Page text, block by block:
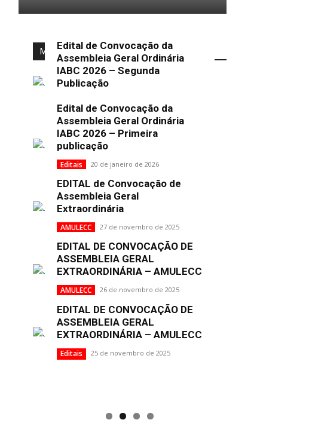
Mais Popular
Edital de Convocação da
Assembleia Geral Ordinária
IABC 2026 – Segunda
Publicação
Edital de Convocação da
Assembleia Geral Ordinária
IABC 2026 – Primeira
publicação
Editais 20 de janeiro de 2026
EDITAL de Convocação de
Assembleia Geral
Extraordinária
AMULECC 27 de novembro de 2025
EDITAL DE CONVOCAÇÃO DE
ASSEMBLEIA GERAL
EXTRAORDINÁRIA – AMULECC
AMULECC 26 de novembro de 2025
EDITAL DE CONVOCAÇÃO DE
ASSEMBLEIA GERAL
EXTRAORDINÁRIA – AMULECC
Editais 25 de novembro de 2025